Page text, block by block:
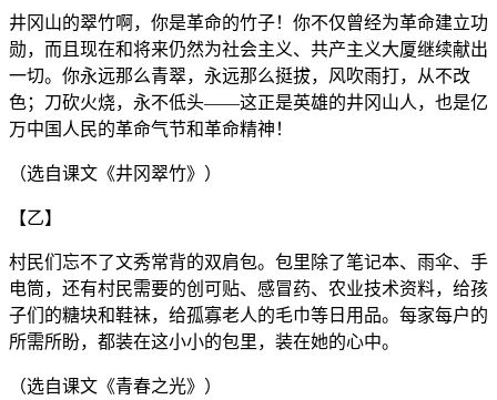
井冈山的翠竹啊，你是革命的竹子！你不仅曾经为革命建立功
勋，而且现在和将来仍然为社会主义、共产主义大厦继续献出
一切。你永远那么青翠，永远那么挺拔，风吹雨打，从不改
色；刀砍火烧，永不低头——这正是英雄的井冈山人，也是亿
万中国人民的革命气节和革命精神！
（选自课文《井冈翠竹》）
【乙】
村民们忘不了文秀常背的双肩包。包里除了笔记本、雨伞、手
电筒，还有村民需要的创可贴、感冒药、农业技术资料，给孩
子们的糖块和鞋袜，给孤寡老人的毛巾等日用品。每家每户的
所需所盼，都装在这小小的包里，装在她的心中。
（选自课文《青春之光》）